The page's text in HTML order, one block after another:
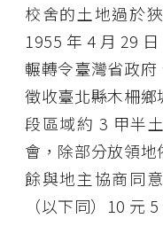
校舍的土地過於
1955 年 4 月 29
輾轉令臺灣省政府
徵收臺北縣木柵
段區域約 3 甲半
會，除部分放領
餘與地主協商同
（以下同）10 元 5